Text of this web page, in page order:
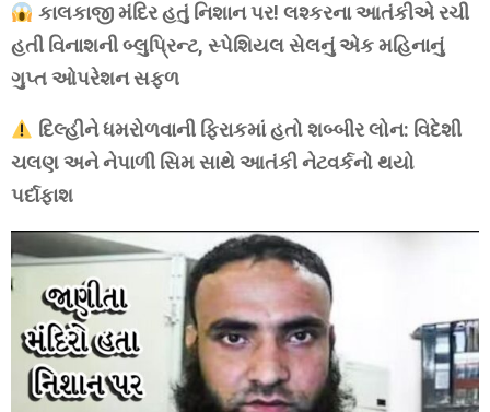
કાલકાજી મંદિર હતું નિશાન પર! લશ્કરના આતંકીએ રચી
હતી વિનાશની બ્લુપ્રિન્ટ, સ્પેશિયલ સેલનું એક મહિનાનું
ગુપ્ત ઓપરેશન સફળ
દિલ્હીને ધમરોળવાની ફિરાકમાં હતો શબ્બીર લોન: વિદેશી
ચલણ અને નેપાળી સિમ સાથે આતંકી નેટવર્કનો થયો
પર્દાફાશ